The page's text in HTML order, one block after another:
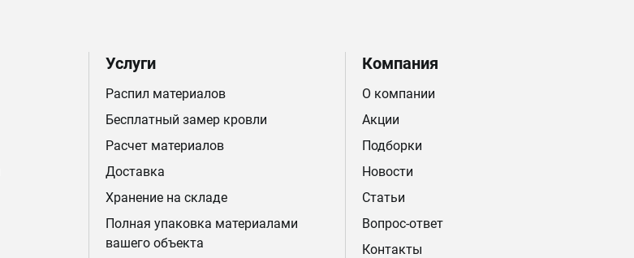
Услуги
Распил материалов
Бесплатный замер кровли
Расчет материалов
Доставка
Хранение на складе
Полная упаковка материалами
вашего объекта
Компания
О компании
Акции
Подборки
Новости
Статьи
Вопрос-ответ
Контакты